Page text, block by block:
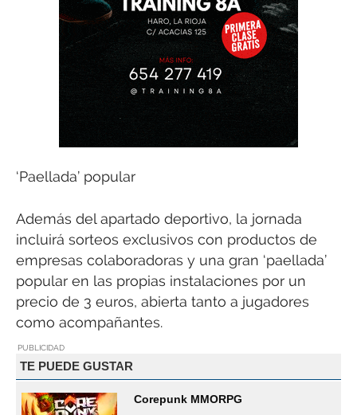
‘Paellada’ popular
Además del apartado deportivo, la jornada
incluirá sorteos exclusivos con productos de
empresas colaboradoras y una gran ‘paellada’
popular en las propias instalaciones por un
precio de 3 euros, abierta tanto a jugadores
como acompañantes.
PUBLICIDAD
TE PUEDE GUSTAR
Corepunk MMORPG